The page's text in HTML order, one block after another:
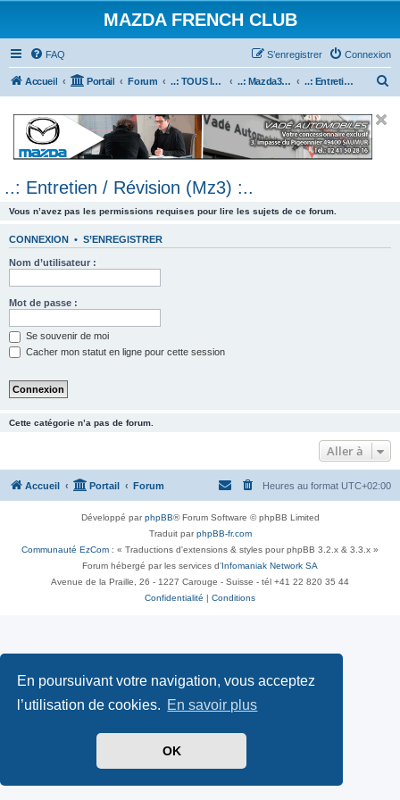
En poursuivant votre navigation, vous acceptez
l’utilisation de cookies. En savoir plus
OK
MAZDA FRENCH CLUB
FAQ Connexion
S’enregistrer
Accueil Portail Forum ..: TOUS les Véhicules MAZDA :.. ..: Mazda3 :.. ..: Entretien / Révision (Mz3) :..
e
..: Entretien / Révision (Mz3) :..
Vous n’avez pas les permissions requises pour lire les sujets de ce forum.
CONNEXION • S’ENREGISTRER
Nom d’utilisateur :
Mot de passe :
Se souvenir de moi
Cacher mon statut en ligne pour cette session
Cette catégorie n’a pas de forum.
Aller à
Accueil Portail Forum Heures au format UTC+02:00
Développé parphpBB® Forum Software © phpBB Limited
Traduit parphpBB-fr.com
Communauté EzCom : « Traductions d'extensions & styles pour phpBB 3.2.x & 3.3.x »
Forum hébergé par les services d’ Infomaniak Network SA
Avenue de la Praille, 26 - 1227 Carouge - Suisse - tél +41 22 820 35 44
Confidentialité
Conditions